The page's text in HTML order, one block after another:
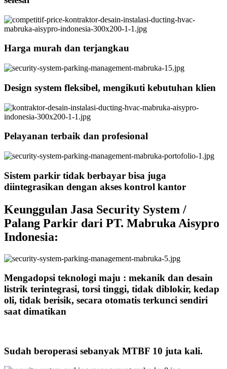
Harga murah dan terjangkau
Design system fleksibel, mengikuti kebutuhan klien
Pelayanan terbaik dan profesional
Sistem parkir tidak berbayar bisa juga
diintegrasikan dengan akses kontrol kantor
Keunggulan Jasa Security System /
Palang Parkir dari PT. Mabruka Aisypro
Indonesia:
Mengadopsi teknologi maju : mekanik dan desain
listrik terintegrasi, torsi tinggi, tidak diblokir, kedap
oli, tidak berisik, secara otomatis terkunci sendiri
saat dimatikan
Sudah beroperasi sebanyak MTBF 10 juta kali.